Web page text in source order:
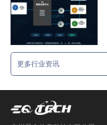
更多行业资讯